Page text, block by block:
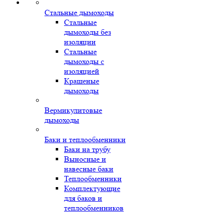
Стальные дымоходы
Стальные
дымоходы без
изоляции
Стальные
дымоходы с
изоляцией
Крашеные
дымоходы
Вермикулитовые
дымоходы
Баки и теплообменники
Баки на трубу
Выносные и
навесные баки
Теплообменники
Комплектующие
для баков и
теплообменников